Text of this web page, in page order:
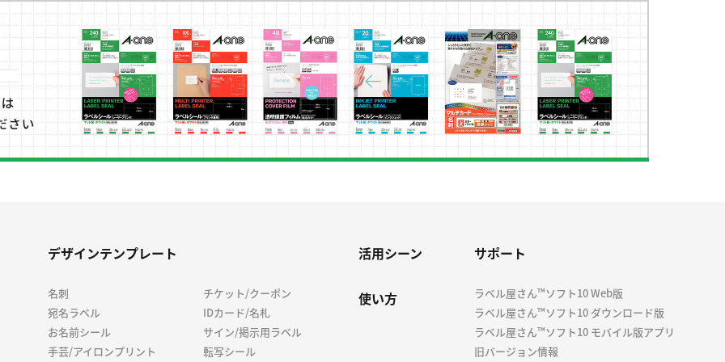
デザインテンプレート
名刺
チケット/クーポン
宛名ラベル
IDカード/名札
お名前シール
サイン/掲示用ラベル
手芸/アイロンプリント
転写シール
活用シーン
使い方
サポート
ラベル屋さん™ソフト10 Web版
ラベル屋さん™ソフト10 ダウンロード版
ラベル屋さん™ソフト10 モバイル版アプリ
旧バージョン情報